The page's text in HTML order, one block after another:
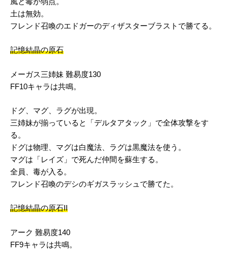
土は無効。
フレンド召喚のエドガーのディザスターブラストで勝てる。
記憶結晶の原石
メーガス三姉妹 難易度130
FF10キャラは共鳴。
ドグ、マグ、ラグが出現。
三姉妹が揃っていると「デルタアタック」で全体攻撃をす
る。
ドグは物理、マグは白魔法、ラグは黒魔法を使う。
マグは「レイズ」で死んだ仲間を蘇生する。
全員、毒が入る。
フレンド召喚のデシのギガスラッシュで勝てた。
記憶結晶の原石II
アーク 難易度140
FF9キャラは共鳴。